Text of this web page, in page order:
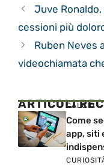
Juve Ronaldo,
cessioni più
Ruben Neves
videochiamata
ARTICOLICALCIO
Come
app, siti